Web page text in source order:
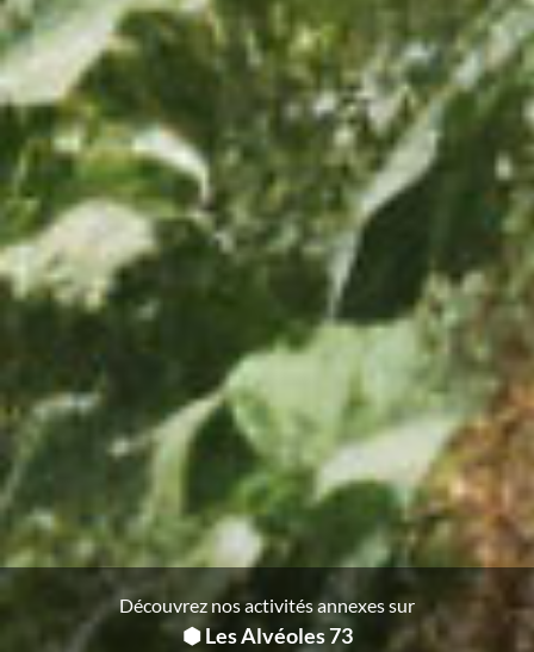
Découvrez nos activités annexes sur
⬢ Les Alvéoles 73